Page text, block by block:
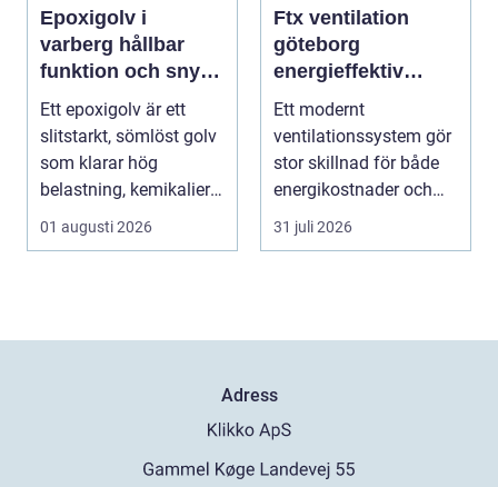
Epoxigolv i
varberg hållbar
funktion och snygg
design i samma
lösning
Ett epoxigolv är ett
slitstarkt, sömlöst golv
som klarar hög
belastning, kemikalier
och väta utan at...
01 augusti 2026
Ftx ventilation
göteborg
energieffektiv
lösning för ett
bättre
inomhusklimat
Ett modernt
ventilationssystem gör
stor skillnad för både
energikostnader och
välmående. I en stad
s...
31 juli 2026
Adress